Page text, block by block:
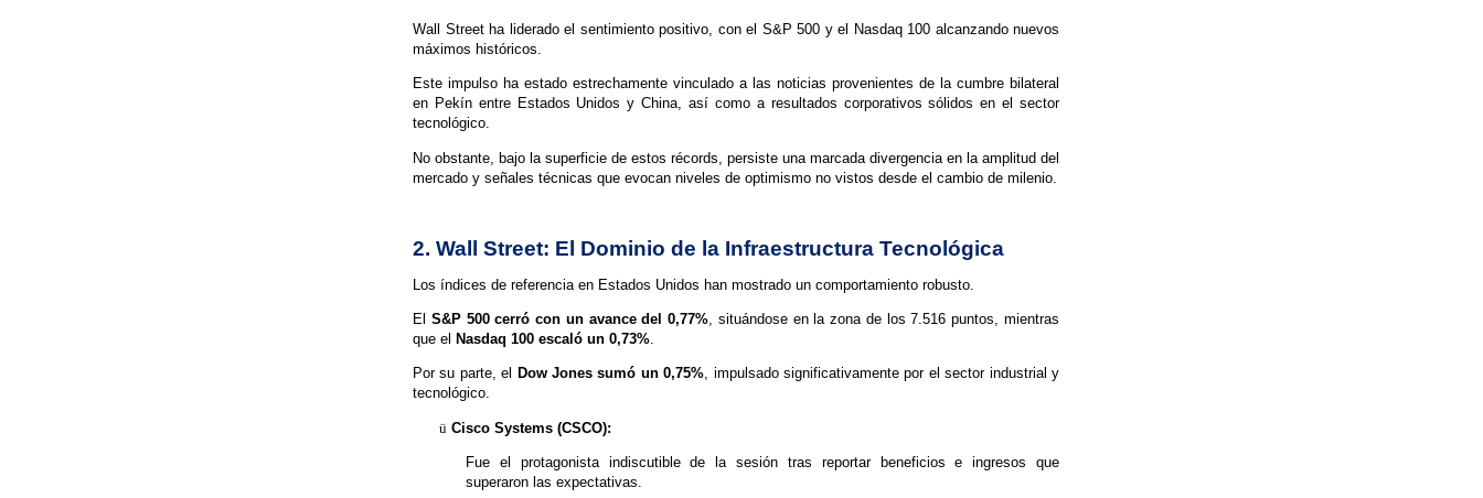
Wall Street ha liderado el sentimiento positivo, con el S&P 500 y el Nasdaq 100 alcanzando nuevos
máximos históricos.
Este impulso ha estado estrechamente vinculado a las noticias provenientes de la cumbre bilateral
en Pekín entre Estados Unidos y China, así como a resultados corporativos sólidos en el sector
tecnológico.
No obstante, bajo la superficie de estos récords, persiste una marcada divergencia en la amplitud del
mercado y señales técnicas que evocan niveles de optimismo no vistos desde el cambio de milenio.
2. Wall Street: El Dominio de la Infraestructura Tecnológica
Los índices de referencia en Estados Unidos han mostrado un comportamiento robusto.
El S&P 500 cerró con un avance del 0,77%, situándose en la zona de los 7.516 puntos, mientras
que el Nasdaq 100 escaló un 0,73%.
Por su parte, el Dow Jones sumó un 0,75%, impulsado significativamente por el sector industrial y
tecnológico.
ü Cisco Systems (CSCO):
Fue el protagonista indiscutible de la sesión tras reportar beneficios e ingresos que
superaron las expectativas.